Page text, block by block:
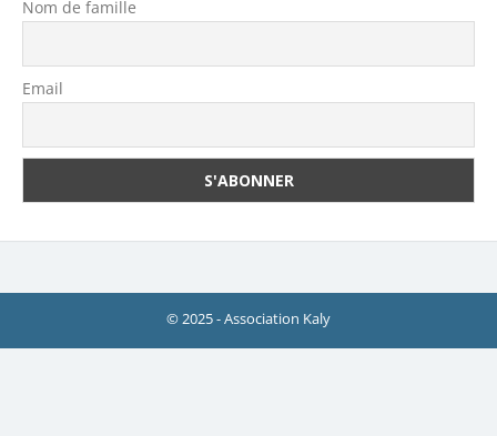
Nom de famille
Email
© 2025 - Association Kaly